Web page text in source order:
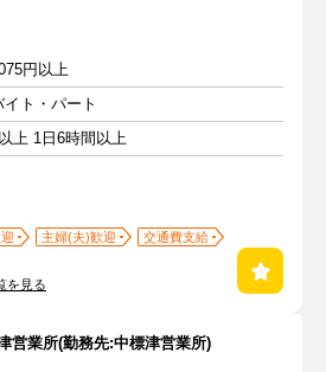
円以上
イト・パート
上 1日6時間以上
主婦(夫)歓迎
交通費支給
を見る
営業所(勤務先:中標津営業所)